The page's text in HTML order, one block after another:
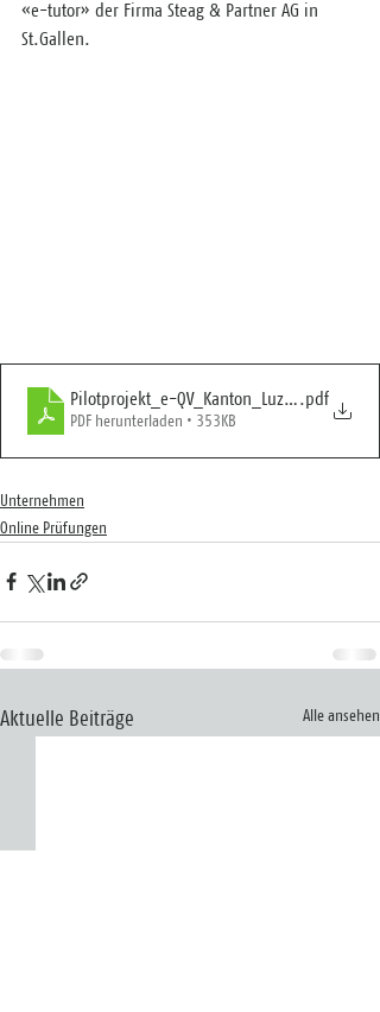
«e-tutor» der Firma Steag & Partner AG in
St.Gallen.
Pilotprojekt_e-QV_Kanton_Luzern2021
.pdf
PDF herunterladen • 353KB
Unternehmen
Online Prüfungen
Aktuelle Beiträge Alle ansehen